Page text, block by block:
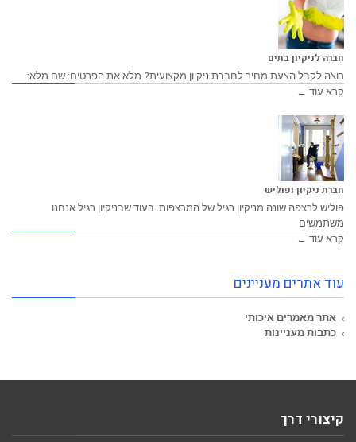
חברה לניקיון בתים
רוצה לקבל הצעת מחיר לחברת ניקיון מקצועית? מלא את הפרטים: שם מלא:
קרא עוד ←
חברת ניקיון ופוליש
פוליש לרצפה שונה מניקיון רגיל של המרצפות. בעוד שבניקיון רגיל אנחנו
משתמשים
קרא עוד ←
עוד אתרים מעניינים
אתר מאמרים איכותי
כתבות מעניינות
קיצורי דרך